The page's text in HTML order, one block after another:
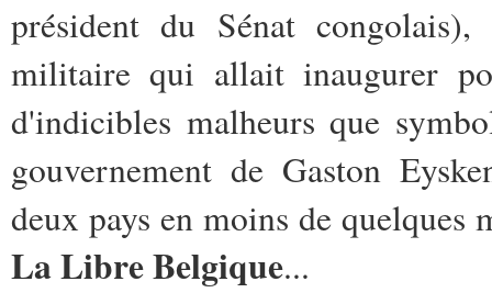
président du Sénat
militaire qui allait inaugurer
d'indicibles malheurs que
gouvernement de Gaston
deux pays en moins de quelques
La Libre Belgique...